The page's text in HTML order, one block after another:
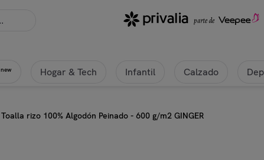
new Hogar & Tech Infantil Calzado
Toalla rizo 100% Algodón Peinado - 600 g/m2 GINGER